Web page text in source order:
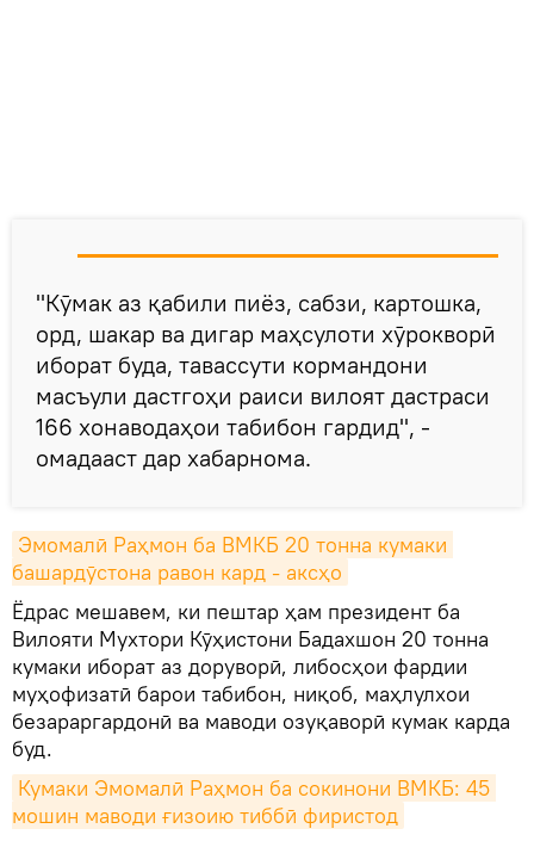
"Кӯмак аз қабили пиёз, сабзи, картошка,
орд, шакар ва дигар маҳсулоти хӯрокворӣ
иборат буда, тавассути кормандони
масъули дастгоҳи раиси вилоят дастраси
166 хонаводаҳои табибон гардид", -
омадааст дар хабарнома.
Эмомалӣ Раҳмон ба ВМКБ 20 тонна кумаки
башардӯстона равон кард - аксҳо
Ёдрас мешавем, ки пештар ҳам президент ба
Вилояти Мухтори Кӯҳистони Бадахшон 20 тонна
кумаки иборат аз доруворӣ, либосҳои фардии
муҳофизатӣ барои табибон, ниқоб, маҳлулхои
безараргардонӣ ва маводи озуқаворӣ кумак карда
буд.
Кумаки Эмомалӣ Раҳмон ба сокинони ВМКБ: 45
мошин маводи ғизоию тиббӣ фиристод